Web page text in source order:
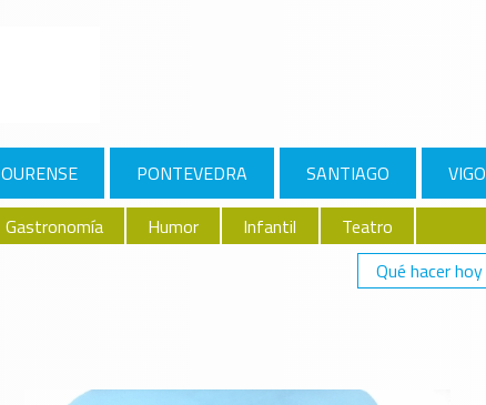
OURENSE PONTEVEDRA SANTIAGO VIGO
Gastronomía Humor Infantil
Teatro
Qué hacer hoy